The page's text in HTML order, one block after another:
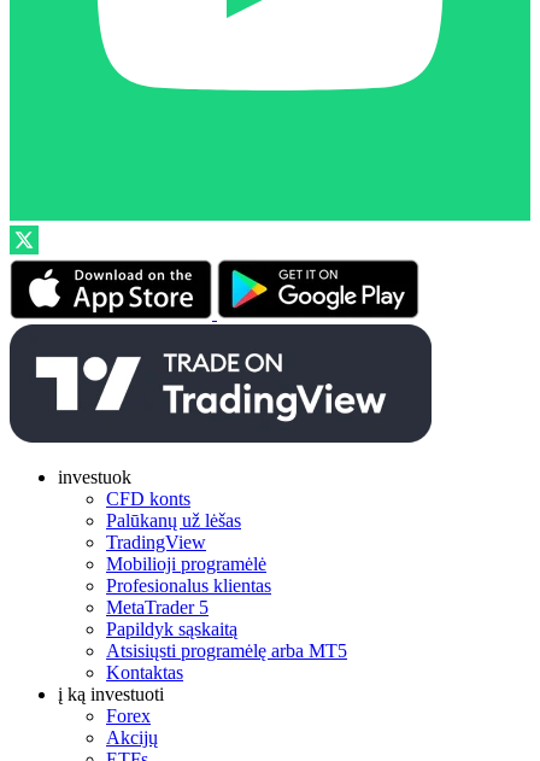
investuok
CFD konts
Palūkanų už lėšas
TradingView
Mobilioji programėlė
Profesionalus klientas
MetaTrader 5
Papildyk sąskaitą
Atsisiųsti programėlę arba MT5
Kontaktas
į ką investuoti
Forex
Akcijų